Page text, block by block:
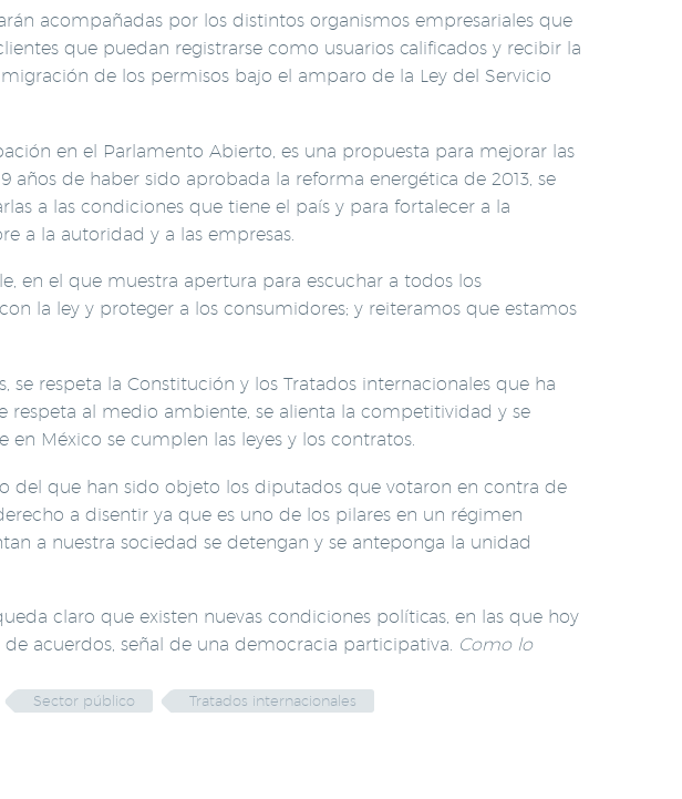
acompañadas por los distintos organismos empresariales que
que puedan registrarse como usuarios calificados y recibir la
de los permisos bajo el amparo de la Ley del Servicio
en el Parlamento Abierto, es una propuesta para mejorar las
de haber sido aprobada la reforma energética de 2013, se
a las condiciones que tiene el país y para fortalecer a la
a la autoridad y a las empresas.
en el que muestra apertura para escuchar a todos los
la ley y proteger a los consumidores; y reiteramos que estamos
se respeta la Constitución y los Tratados internacionales que ha
respeta al medio ambiente, se alienta la competitividad y se
México se cumplen las leyes y los contratos.
del que han sido objeto los diputados que votaron en contra de
a disentir ya que es uno de los pilares en un régimen
a nuestra sociedad se detengan y se anteponga la unidad
claro que existen nuevas condiciones políticas, en las que hoy
acuerdos, señal de una democracia participativa. Como lo
Sector público Tratados internacionales